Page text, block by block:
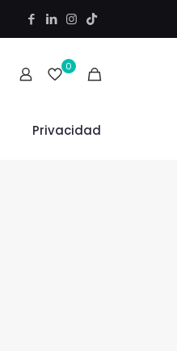
0
Privacidad